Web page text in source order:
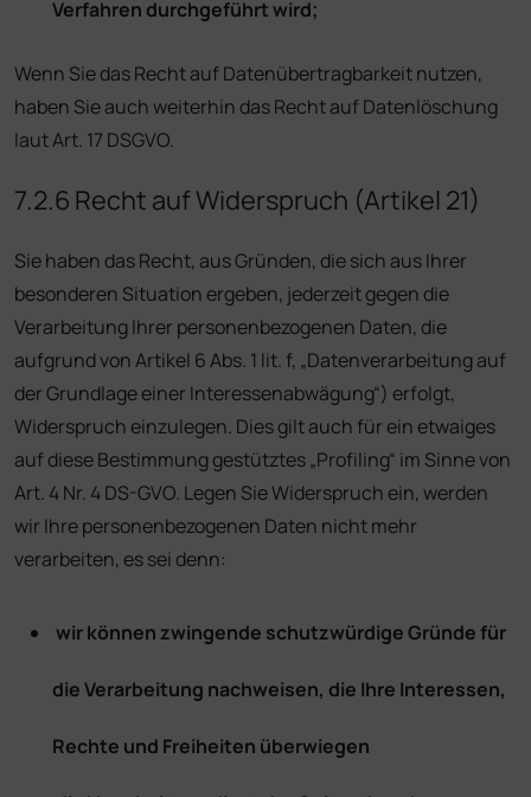
Verfahren durchgeführt wird;
Wenn Sie das Recht auf Datenübertragbarkeit nutzen,
haben Sie auch weiterhin das Recht auf Datenlöschung
laut Art. 17 DSGVO.
7.2.6 Recht auf Widerspruch (Artikel 21)
Sie haben das Recht, aus Gründen, die sich aus Ihrer
besonderen Situation ergeben, jederzeit gegen die
Verarbeitung Ihrer personenbezogenen Daten, die
aufgrund von Artikel 6 Abs. 1 lit. f, „Datenverarbeitung auf
der Grundlage einer Interessenabwägung“) erfolgt,
Widerspruch einzulegen. Dies gilt auch für ein etwaiges
auf diese Bestimmung gestütztes „Profiling“ im Sinne von
Art. 4 Nr. 4 DS-GVO. Legen Sie Widerspruch ein, werden
wir Ihre personenbezogenen Daten nicht mehr
verarbeiten, es sei denn:
wir können zwingende schutzwürdige Gründe für
die Verarbeitung nachweisen, die Ihre Interessen,
Rechte und Freiheiten überwiegen